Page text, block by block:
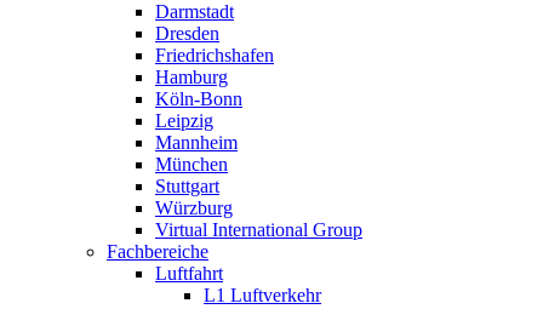
Darmstadt
Dresden
Friedrichshafen
Hamburg
Köln-Bonn
Leipzig
Mannheim
München
Stuttgart
Würzburg
Virtual International Group
Fachbereiche
Luftfahrt
L1 Luftverkehr